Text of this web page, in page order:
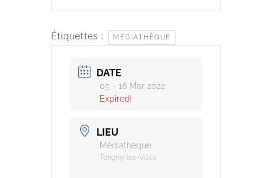
Étiquettes : MÉDIATHÈQUE
DATE
05 - 18 Mar 2022
Expired!
LIEU
Médiathèque
Torigny-les-Villes